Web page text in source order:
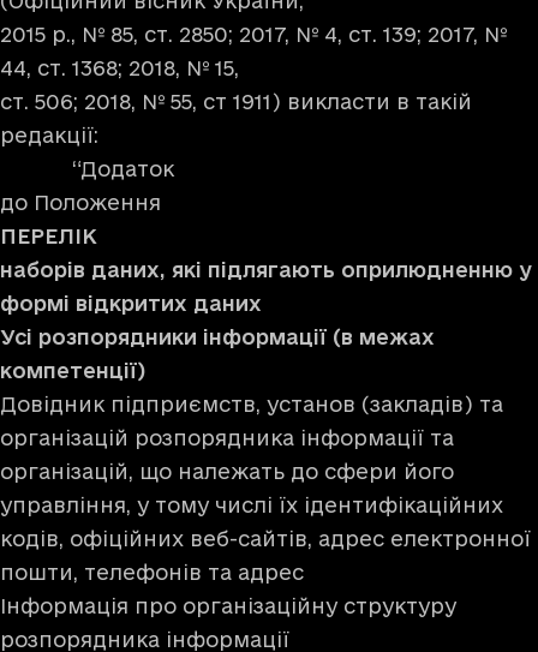
2015 р., № 85, ст. 2850; 2017, № 4, ст. 139; 2017, №
44, ст. 1368; 2018, № 15,
ст. 506; 2018, № 55, ст 1911) викласти в такій
редакції:
“Додаток
до Положення
ПЕРЕЛІК
наборів даних, які підлягають оприлюдненню у
формі відкритих даних
Усі розпорядники інформації (в межах
компетенції)
Довідник підприємств, установ (закладів) та
організацій розпорядника інформації та
організацій, що належать до сфери його
управління, у тому числі їх ідентифікаційних
кодів, офіційних веб-сайтів, адрес електронної
пошти, телефонів та адрес
Інформація про організаційну структуру
розпорядника інформації